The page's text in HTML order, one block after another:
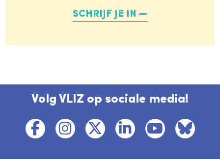
SCHRIJF JE IN
Volg VLIZ op sociale media!